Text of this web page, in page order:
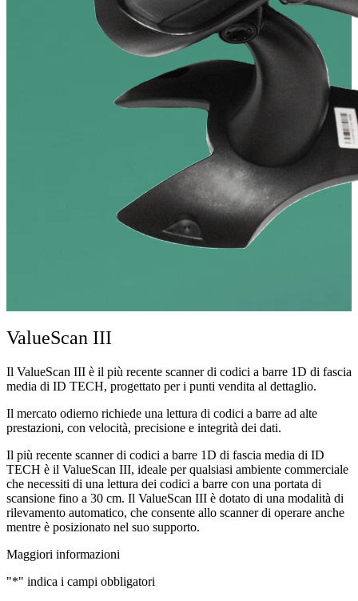
ValueScan III
Il ValueScan III è il più recente scanner di codici a barre 1D di fascia
media di ID TECH, progettato per i punti vendita al dettaglio.
Il mercato odierno richiede una lettura di codici a barre ad alte
prestazioni, con velocità, precisione e integrità dei dati.
Il più recente scanner di codici a barre 1D di fascia media di ID
TECH è il ValueScan III, ideale per qualsiasi ambiente commerciale
che necessiti di una lettura dei codici a barre con una portata di
scansione fino a 30 cm. Il ValueScan III è dotato di una modalità di
rilevamento automatico, che consente allo scanner di operare anche
mentre è posizionato nel suo supporto.
Maggiori informazioni
"*" indica i campi obbligatori